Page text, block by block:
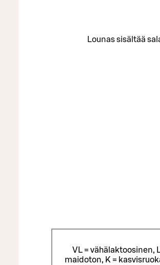
Lounas sisältää
VL = vähälaktoosinen,
maidoton, K =